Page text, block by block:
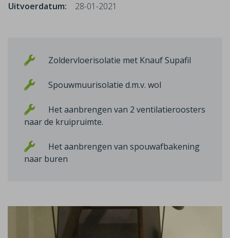
Uitvoerdatum:
28-01-2021
Zoldervloerisolatie met Knauf Supafil
Spouwmuurisolatie d.m.v. wol
Het aanbrengen van 2 ventilatieroosters
naar de kruipruimte.
Het aanbrengen van spouwafbakening
naar buren